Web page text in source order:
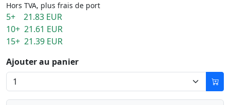
Hors TVA, plus frais de port
5+ 21.83 EUR
10+ 21.61 EUR
15+ 21.39 EUR
Ajouter au panier